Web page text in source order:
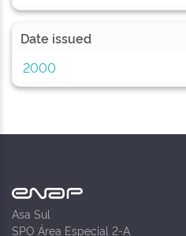
Date issued
2000
Asa Sul
SPO Área Especial 2-A